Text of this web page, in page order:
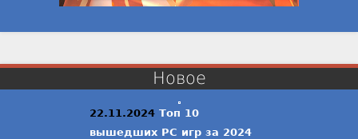
Новое
22.11.2024 Топ 10
вышедших PC игр за 2024